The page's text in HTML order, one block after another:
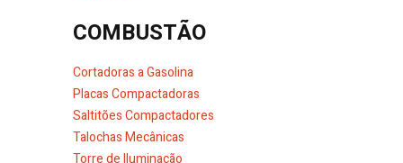
COMBUSTÃO
Cortadoras a Gasolina
Placas Compactadoras
Saltitões Compactadores
Talochas Mecânicas
Torre de Iluminação